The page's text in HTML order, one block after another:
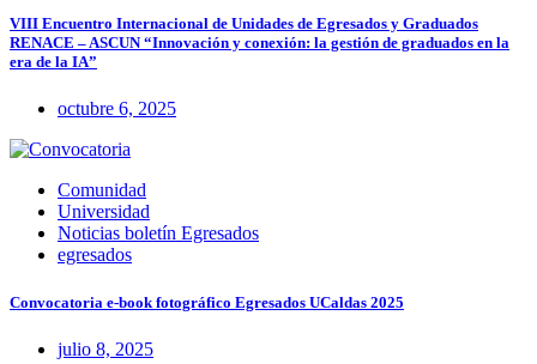
VIII Encuentro Internacional de Unidades de Egresados y Graduados
RENACE – ASCUN “Innovación y conexión: la gestión de graduados en la
era de la IA”
octubre 6, 2025
Comunidad
Universidad
Noticias boletín Egresados
egresados
Convocatoria e-book fotográfico Egresados UCaldas 2025
julio 8, 2025